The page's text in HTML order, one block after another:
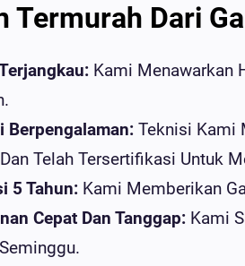
Termurah Dari
Kami Menawarkan
Berpengalaman: Teknisi Kami
Telah Tersertifikasi Untuk
5 Tahun: Kami Memberikan
Cepat Dan Tanggap: Kami